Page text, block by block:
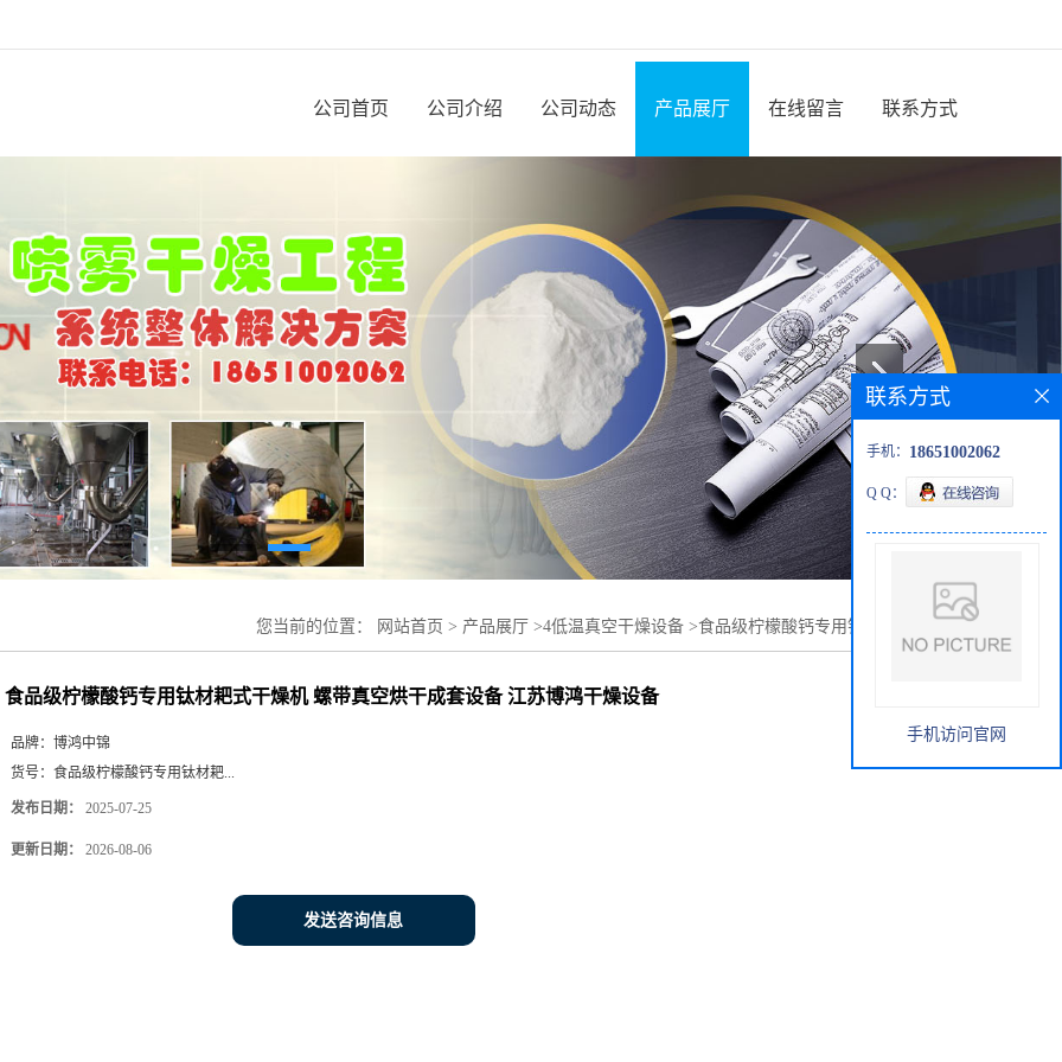
公司首页 公司介绍 公司动态 产品展厅 在线留言 联系方式
您当前的位置： 网站首页 > 产品展厅 >4低温真空干燥设备 >食品级柠檬酸钙专用钛材耙式干燥机
食品级柠檬酸钙专用钛材耙式干燥机 螺带真空烘干成套设备 江苏博鸿干燥设备
品牌： 博鸿中锦
货号： 食品级柠檬酸钙专用钛材耙...
发布日期： 2025-07-25
更新日期： 2026-08-06
发送咨询信息
联系方式
手机： 18651002062
Q Q：
手机访问官网